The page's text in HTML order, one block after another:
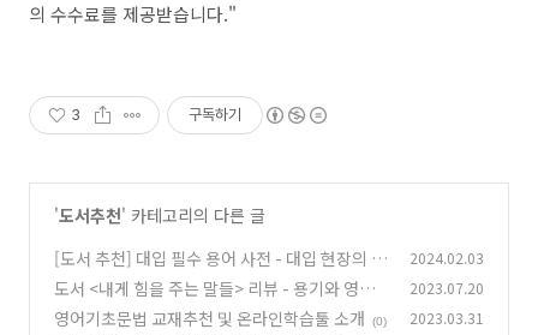
의 수수료를 제공받습니다."
3 구독하기
'도서추천' 카테고리의 다른 글
[도서 추천] 대입 필수 용어 사전 - 대입 현장의 노
하우와 입시 전쟁에서 이기는 비결 (0)
2024.02.03
도서 <내게 힘을 주는 말들> 리뷰 - 용기와 영어
실력을 동시에 올리는 법
(2)
2023.07.20
영어기초문법 교재추천 및 온라인학습툴 소개 (0) 2023.03.31